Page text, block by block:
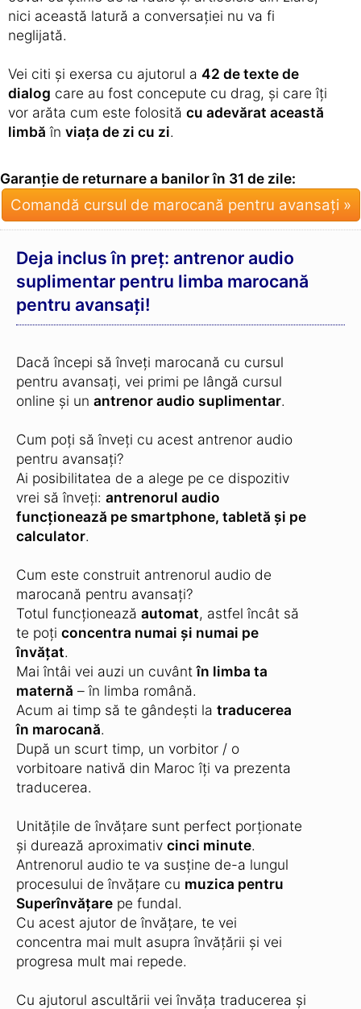
nici această latură a conversației nu va fi
neglijată.
Vei citi și exersa cu ajutorul a 42 de texte de
dialog care au fost concepute cu drag, și care îți
vor arăta cum este folosită cu adevărat această
limbă în viața de zi cu zi.
Garanție de returnare a banilor în 31 de zile:
Comandă cursul de marocană pentru avansați »
Deja inclus în preț: antrenor audio
suplimentar pentru limba marocană
pentru avansați!
Dacă începi să înveți marocană cu cursul
pentru avansați, vei primi pe lângă cursul
online și un antrenor audio suplimentar.
Cum poți să înveți cu acest antrenor audio
pentru avansați?
Ai posibilitatea de a alege pe ce dispozitiv
vrei să înveți: antrenorul audio
funcționează pe smartphone, tabletă și pe
calculator.
Cum este construit antrenorul audio de
marocană pentru avansați?
Totul funcționează automat, astfel încât să
te poți concentra numai și numai pe
învățat.
Mai întâi vei auzi un cuvântîn limba ta
maternă – în limba română.
Acum ai timp să te gândești la traducerea
în marocană.
După un scurt timp, un vorbitor / o
vorbitoare nativă din Maroc îți va prezenta
traducerea.
Unitățile de învățare sunt perfect porționate
și durează aproximativ cinci minute.
Antrenorul audio te va susține de-a lungul
procesului de învățare cu muzica pentru
Superînvățare pe fundal.
Cu acest ajutor de învățare, te vei
concentra mai mult asupra învățării și vei
progresa mult mai repede.
Cu ajutorul ascultării vei învăța traducerea și